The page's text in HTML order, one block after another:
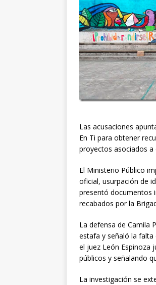
Las acusaciones
En Ti para obtener
proyectos asociados
El Ministerio Público
oficial, usurpación de
presentó documentos
recabados por la
La defensa de Camila
estafa y señaló la falta
el juez León Espinoza
públicos y señalando
La investigación se